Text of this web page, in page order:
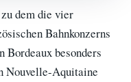
dem die vier
Bahnkonzerns
Bordeaux besonders
Nouvelle-Aquitaine